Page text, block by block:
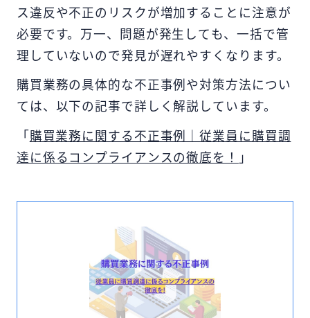
ス違反や不正のリスクが増加することに注意が
必要です。万一、問題が発生しても、一括で管
理していないので発見が遅れやすくなります。
購買業務の具体的な不正事例や対策方法につい
ては、以下の記事で詳しく解説しています。
「購買業務に関する不正事例｜従業員に購買調
達に係るコンプライアンスの徹底を！ 」